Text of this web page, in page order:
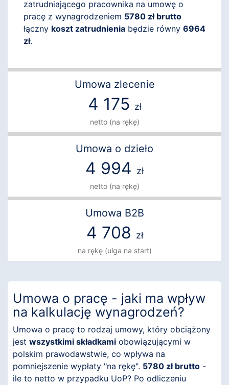
Umowa zlecenie
4 175 zł
netto (na rękę)
Umowa o dzieło
4 994 zł
netto (na rękę)
Umowa B2B
4 708 zł
na rękę (ulga na start)
zatrudniającego pracownika na umowę o
pracę z wynagrodzeniem 5780 zł brutto
łączny koszt zatrudnienia będzie równy 6964
zł.
Umowa o pracę - jaki ma wpływ
na kalkulację wynagrodzeń?
Umowa o pracę to rodzaj umowy, który obciążony
jest wszystkimi składkami obowiązującymi w
polskim prawodawstwie, co wpływa na
pomniejszenie wypłaty "na rękę". 5780 zł brutto -
ile to netto w przypadku UoP? Po odliczeniu